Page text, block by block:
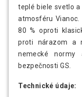
teplé biele svetlo
atmosféru Vianoc.
80 % oproti
proti nárazom a
nemecké
bezpečnosti GS.
Technické údaje: